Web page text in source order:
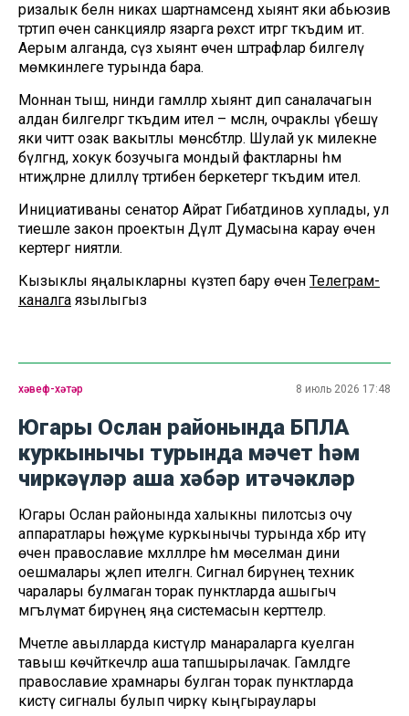
ризалык белән никах шартнамәсендә хыянәт яки абьюзив
тәртип өчен санкцияләр язарга рөхсәт итәргә тәкъдим итә.
Аерым алганда, сүз хыянәт өчен штрафлар билгеләү
мөмкинлеге турында бара.
Моннан тыш, нинди гамәлләр хыянәт дип саналачагын
алдан билгеләргә тәкъдим ителә – мәсәлән, очраклы үбешү
яки читтә озак вакытлы мөнәсәбәтләр. Шулай ук милекне
бүлгәндә, хокук бозучыга мондый фактларны һәм
нәтиҗәләрне дәлилләү тәртибен беркетергә тәкъдим ителә.
Инициативаны сенатор Айрат Гибатдинов хуплады, ул
тиешле закон проектын Дәүләт Думасына карау өчен
кертергә ниятли.
Кызыклы яңалыкларны күзәтеп бару өчен Телеграм-
каналга язылыгыз
хәвеф-хәтәр 8 июль 2026 17:48
Югары Ослан районында БПЛА
куркынычы турында мәчет һәм
чиркәүләр аша хәбәр итәчәкләр
Югары Ослан районында халыкны пилотсыз очу
аппаратлары һөҗүме куркынычы турында хәбәр итү
өчен православие мәхәлләләре һәм мөселман дини
оешмалары җәлеп ителгән. Сигнал бирүнең техник
чаралары булмаган торак пунктларда ашыгыч
мәгълүмат бирүнең яңа системасын керттеләр.
Мәчетле авылларда кисәтүләр манараларга куелган
тавыш көчәйткечләр аша тапшырылачак. Гамәлдәге
православие храмнары булган торак пунктларда
кисәтү сигналы булып чиркәү кыңгыраулары